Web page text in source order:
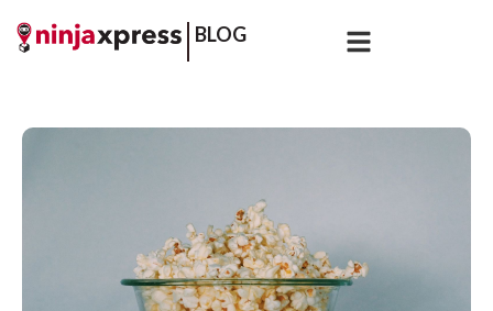
BLOG